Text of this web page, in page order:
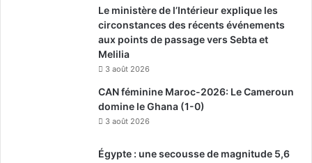
Le ministère de l’Intérieur explique les
circonstances des récents événements
aux points de passage vers Sebta et
Melilia
3 août 2026
CAN féminine Maroc-2026: Le Cameroun
domine le Ghana (1-0)
3 août 2026
Égypte : une secousse de magnitude 5,6